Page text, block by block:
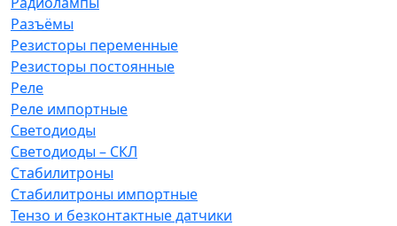
Разъёмы
Резисторы переменные
Резисторы постоянные
Реле
Реле импортные
Светодиоды
Светодиоды – СКЛ
Стабилитроны
Стабилитроны импортные
Тензо и безконтактные датчики